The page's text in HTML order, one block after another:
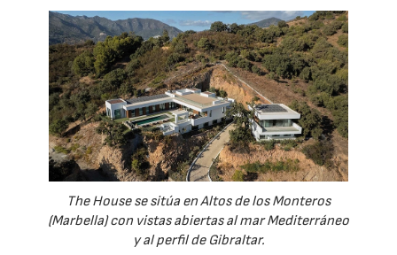
The House se sitúa en Altos de los Monteros
(Marbella) con vistas abiertas al mar Mediterráneo
y al perfil de Gibraltar.